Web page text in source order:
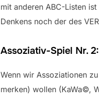
mit anderen ABC-Listen
Denkens noch der des
Assoziativ-Spiel Nr.
Wenn wir Assoziationen
merken) wollen (KaWa©,